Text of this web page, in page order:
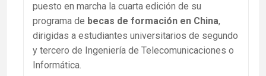
puesto en marcha la cuarta edición de su
programa de becas de formación en China,
dirigidas a estudiantes universitarios de segundo
y tercero de Ingeniería de Telecomunicaciones o
Informática.